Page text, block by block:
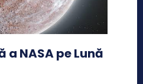
NASA pe Lună